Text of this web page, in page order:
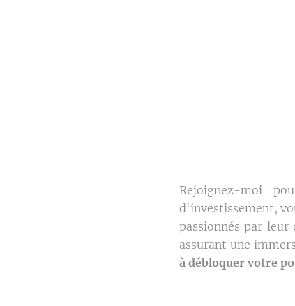
Rejoignez-moi
d'investissement,
passionnés par leur
assurant une
à débloquer votre